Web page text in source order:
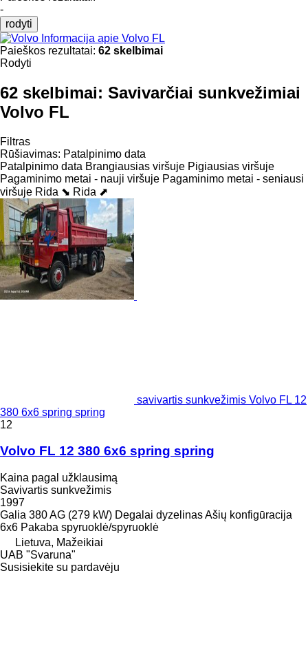
-
rodyti
Informacija apie Volvo FL
Paieškos rezultatai: 62 skelbimai
Rodyti
62 skelbimai: Savivarčiai sunkvežimiai
Volvo FL
Filtras
Rūšiavimas: Patalpinimo data
Patalpinimo data Brangiausias viršuje Pigiausias viršuje
Pagaminimo metai - nauji viršuje Pagaminimo metai - seniausi
viršuje Rida ⬊ Rida ⬈
savivartis sunkvežimis Volvo FL 12
380 6x6 spring spring
12
Volvo FL 12 380 6x6 spring spring
Kaina pagal užklausimą
Savivartis sunkvežimis
1997
Galia 380 AG (279 kW) Degalai dyzelinasAšių konfigūracija
6x6 Pakaba spyruoklė/spyruoklė
Lietuva, Mažeikiai
UAB "Svaruna"
Susisiekite su pardavėju